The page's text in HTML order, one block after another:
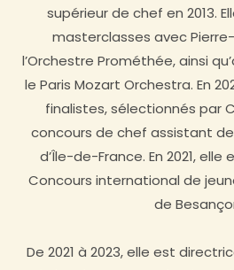
supérieur de chef en 2013.
masterclasses avec
l’Orchestre Prométhée, ainsi
le Paris Mozart Orchestra. En
finalistes, sélectionnés par
concours de chef assistant
d’Île-de-France. En 2021,
Concours international de
de
De 2021 à 2023, elle est